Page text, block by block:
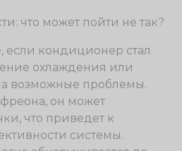
если кондиционер стал
охлаждения или
возможные проблемы.
он может
что приведет к
системы.